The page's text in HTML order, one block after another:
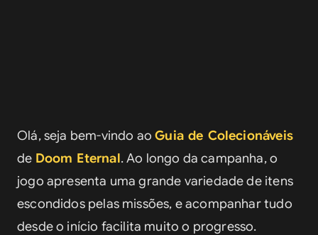
Olá, seja bem-vindo ao Guia de Colecionáveis
de Doom Eternal. Ao longo da campanha, o
jogo apresenta uma grande variedade de itens
escondidos pelas missões, e acompanhar tudo
desde o início facilita muito o progresso.